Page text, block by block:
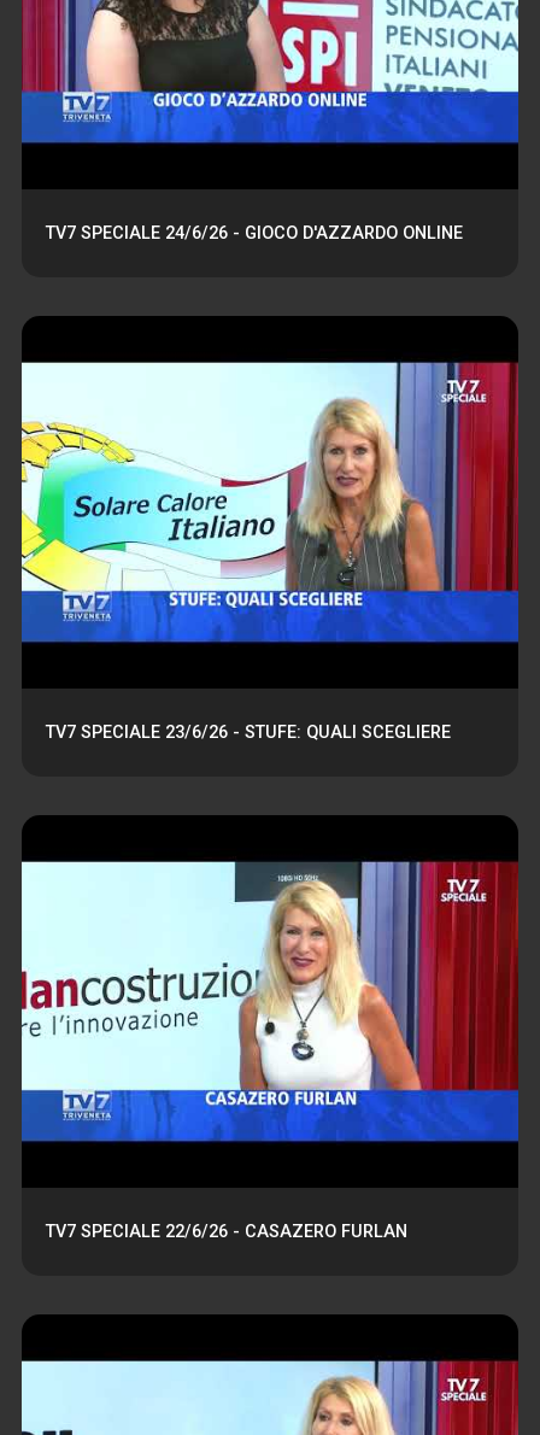
TV7 SPECIALE 24/6/26 - GIOCO D'AZZARDO ONLINE
TV7 SPECIALE 23/6/26 - STUFE: QUALI SCEGLIERE
TV7 SPECIALE 22/6/26 - CASAZERO FURLAN